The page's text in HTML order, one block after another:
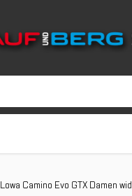
Lowa Camino Evo GTX Damen